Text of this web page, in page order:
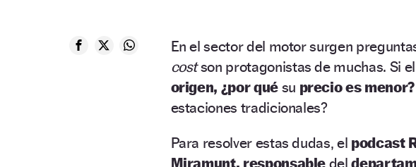
En el sector del motor surgen
costson protagonistas de muchas. Si el
origen, ¿por quésu precio es menor?
estaciones tradicionales?
Para resolver estas dudas, el podcast
Miramunt, responsable del